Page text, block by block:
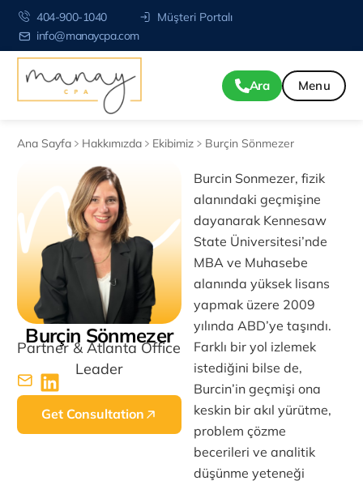
404-900-1040
info@manaycpa.com
Müşteri Portalı
Ara
Ana Sayfa Hakkımızda Ekibimiz Burçin Sönmezer
Burçin Sönmezer
Partner & Atlanta Office
Leader
Get Consultation
Burcin Sonmezer, fizik
alanındaki geçmişine
dayanarak Kennesaw
State Üniversitesi’nde
MBA ve Muhasebe
alanında yüksek lisans
yapmak üzere 2009
yılında ABD’ye taşındı.
Farklı bir yol izlemek
istediğini bilse de,
Burcin’in geçmişi ona
keskin bir akıl yürütme,
problem çözme
becerileri ve analitik
düşünme yeteneği